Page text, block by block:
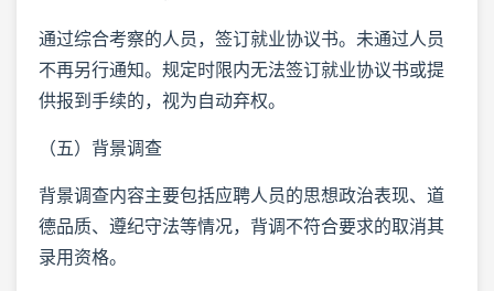
通过综合考察的人员，签订就业协议书。未通过人员
不再另行通知。规定时限内无法签订就业协议书或提
供报到手续的，视为自动弃权。
（五）背景调查
背景调查内容主要包括应聘人员的思想政治表现、道
德品质、遵纪守法等情况，背调不符合要求的取消其
录用资格。